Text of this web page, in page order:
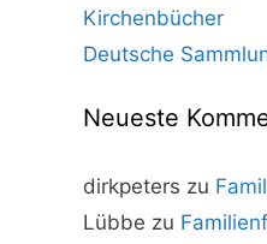
Kirchenbücher
Deutsche
Neueste
dirkpeters zu
Lübbe zu